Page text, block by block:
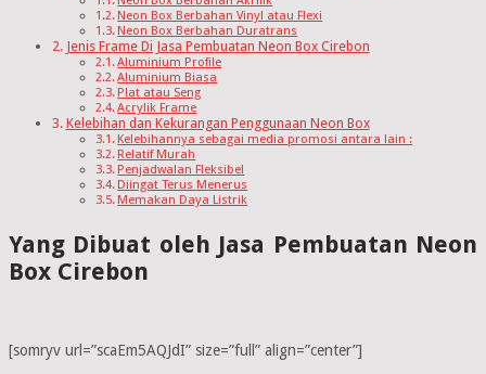
Neon Box Berbahan Vinyl atau Flexi
Neon Box Berbahan Duratrans
Jenis Frame Di Jasa Pembuatan Neon Box Cirebon
Aluminium Profile
Aluminium Biasa
Plat atau Seng
Acrylik Frame
Kelebihan dan Kekurangan Penggunaan Neon Box
Kelebihannya sebagai media promosi antara lain :
Relatif Murah
Penjadwalan Fleksibel
Diingat Terus Menerus
Memakan Daya Listrik
Yang Dibuat oleh Jasa Pembuatan Neon
Box Cirebon
[somryv url=”scaEm5AQJdI” size=”full” align=”center”]